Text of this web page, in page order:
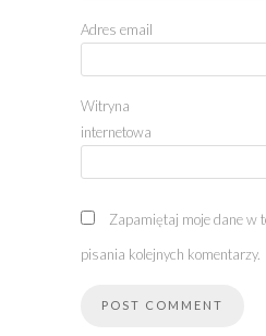
Adres email
Witryna
internetowa
Zapamiętaj moje dane w
pisania kolejnych komentarzy.